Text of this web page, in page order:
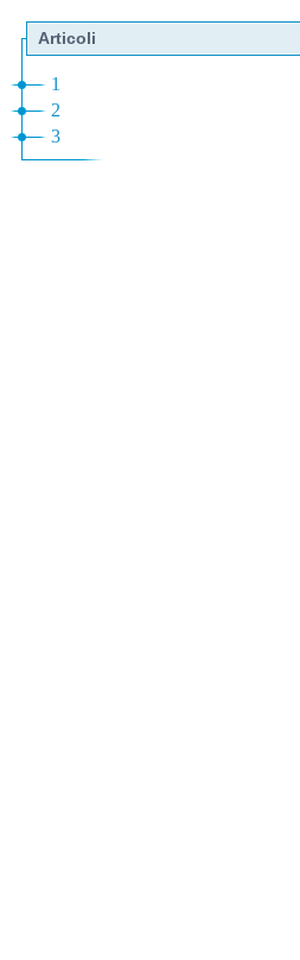
Articoli
1
2
3